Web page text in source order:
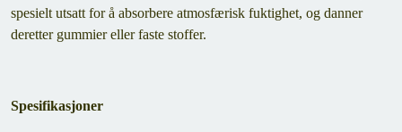
spesielt utsatt for å absorbere atmosfærisk fuktighet, og danner
deretter gummier eller faste stoffer.
Spesifikasjoner